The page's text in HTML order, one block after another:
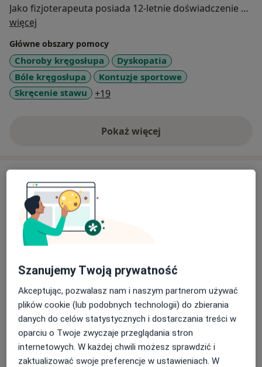
Jako fizjoterapeuta posiada 12-letnie doświadczenie w
pracy z pacjentami. W szczególności zajmuje się
leczeniem kontuzji i chorób kręgosłupa oraz
dysfunkcji w obrębie kończyn.
Od 9 lat pracuje ze sportowcami w szczególności
zajmując się kontuzjami u biegaczy i triathlonistów.
więcej
Główne obszary pomocy
Choroby kręgosłupa
Dyskopatia
Bóle kręgosłupa
Kontuzje sportowe
Skręcenie stawu
+19a11y_sr_more_diseases
Pokaż więcejo doświadczeniu
Konsultacja fizjoterapeutyczna
Szczegóły
Badania kręgosłupa
Badanie układu ruchu
Szczegóły
Fizjoterapia
Szczegóły
Szanujemy Twoją prywatność
Akceptując, pozwalasz nam i naszym partnerom używać
plików cookie (lub podobnych technologii) do zbierania
danych do celów statystycznych i dostarczania treści w
oparciu o Twoje zwyczaje przeglądania stron
internetowych. W każdej chwili możesz sprawdzić i
zaktualizować swoje preferencje w ustawieniach. W